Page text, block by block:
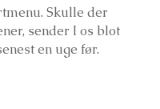
Skulle der
sender I os blot
en uge før.